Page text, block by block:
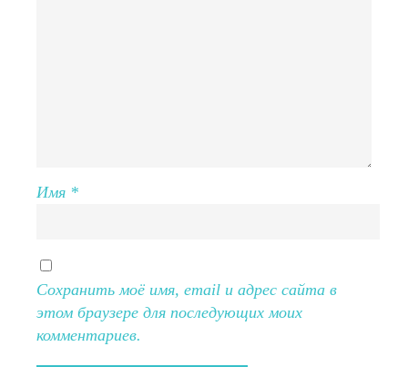
Имя *
Сохранить моё имя, email и адрес сайта в
этом браузере для последующих моих
комментариев.